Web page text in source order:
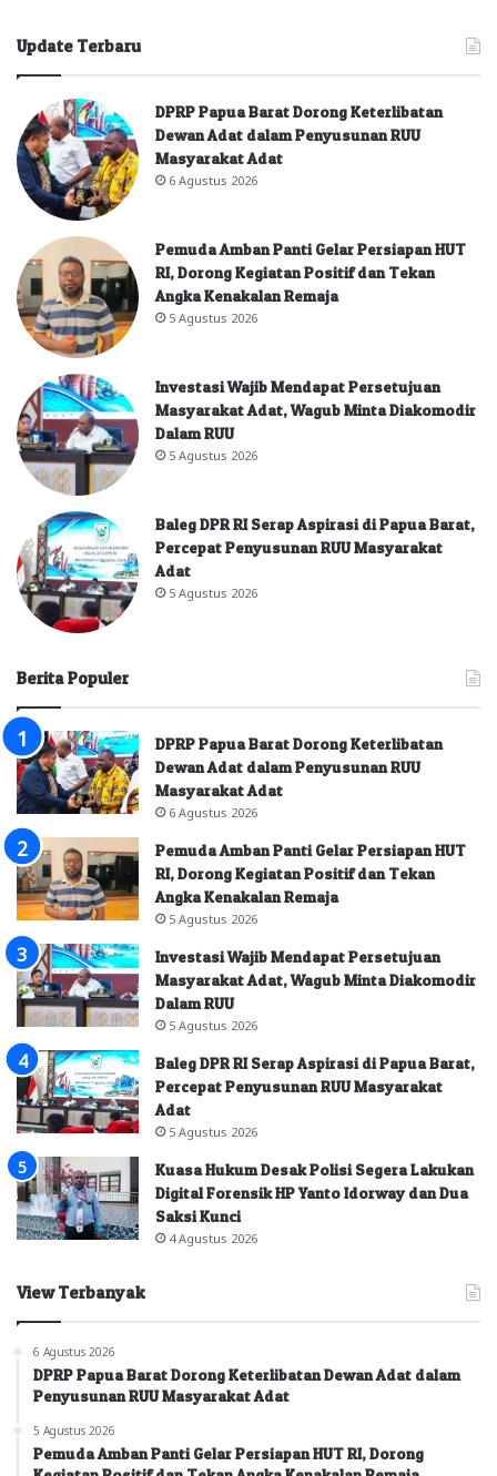
Update Terbaru
DPRP Papua Barat Dorong Keterlibatan
Dewan Adat dalam Penyusunan RUU
Masyarakat Adat
6 Agustus 2026
Pemuda Amban Panti Gelar Persiapan HUT
RI, Dorong Kegiatan Positif dan Tekan
Angka Kenakalan Remaja
5 Agustus 2026
Investasi Wajib Mendapat Persetujuan
Masyarakat Adat, Wagub Minta Diakomodir
Dalam RUU
5 Agustus 2026
Baleg DPR RI Serap Aspirasi di Papua Barat,
Percepat Penyusunan RUU Masyarakat
Adat
5 Agustus 2026
Berita Populer
DPRP Papua Barat Dorong Keterlibatan
Dewan Adat dalam Penyusunan RUU
Masyarakat Adat
6 Agustus 2026
Pemuda Amban Panti Gelar Persiapan HUT
RI, Dorong Kegiatan Positif dan Tekan
Angka Kenakalan Remaja
5 Agustus 2026
Investasi Wajib Mendapat Persetujuan
Masyarakat Adat, Wagub Minta Diakomodir
Dalam RUU
5 Agustus 2026
Baleg DPR RI Serap Aspirasi di Papua Barat,
Percepat Penyusunan RUU Masyarakat
Adat
5 Agustus 2026
Kuasa Hukum Desak Polisi Segera Lakukan
Digital Forensik HP Yanto Idorway dan Dua
Saksi Kunci
4 Agustus 2026
View Terbanyak
6 Agustus 2026
DPRP Papua Barat Dorong Keterlibatan Dewan Adat dalam
Penyusunan RUU Masyarakat Adat
5 Agustus 2026
Pemuda Amban Panti Gelar Persiapan HUT RI, Dorong